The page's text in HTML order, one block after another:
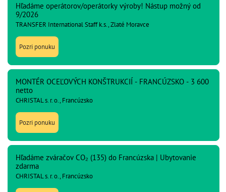
Hľadáme operátorov/operátorky výroby! Nástup možný od
9/2026
TRANSFER International Staff k.s., Zlaté Moravce
Pozri ponuku
MONTÉR OCEĽOVÝCH KONŠTRUKCIÍ - FRANCÚZSKO - 3 600
netto
CHRISTAL s. r. o., Francúzsko
Pozri ponuku
Hľadáme zváračov CO₂ (135) do Francúzska | Ubytovanie
zdarma
CHRISTAL s. r. o., Francúzsko